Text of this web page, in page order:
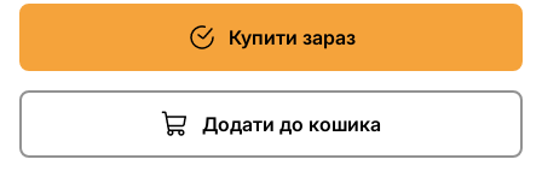
Купити зараз
Додати до кошика